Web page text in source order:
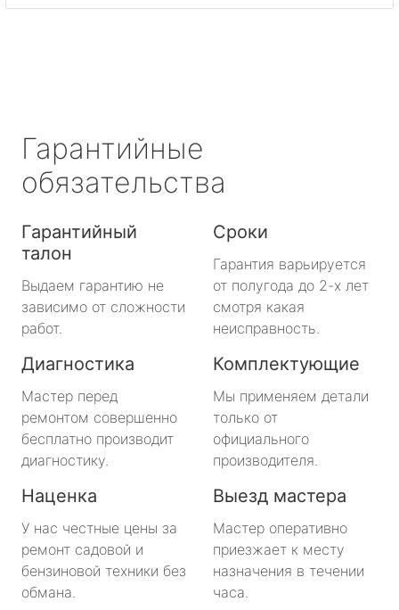
Гарантийные
обязательства
Гарантийный
талон
Выдаем гарантию не
зависимо от сложности
работ.
Сроки
Гарантия варьируется
от полугода до 2-х лет
смотря какая
неисправность.
Диагностика
Мастер перед
ремонтом совершенно
бесплатно производит
диагностику.
Комплектующие
Мы применяем детали
только от
официального
производителя.
Наценка
У нас честные цены за
ремонт садовой и
бензиновой техники без
обмана.
Выезд мастера
Мастер оперативно
приезжает к месту
назначения в течении
часа.